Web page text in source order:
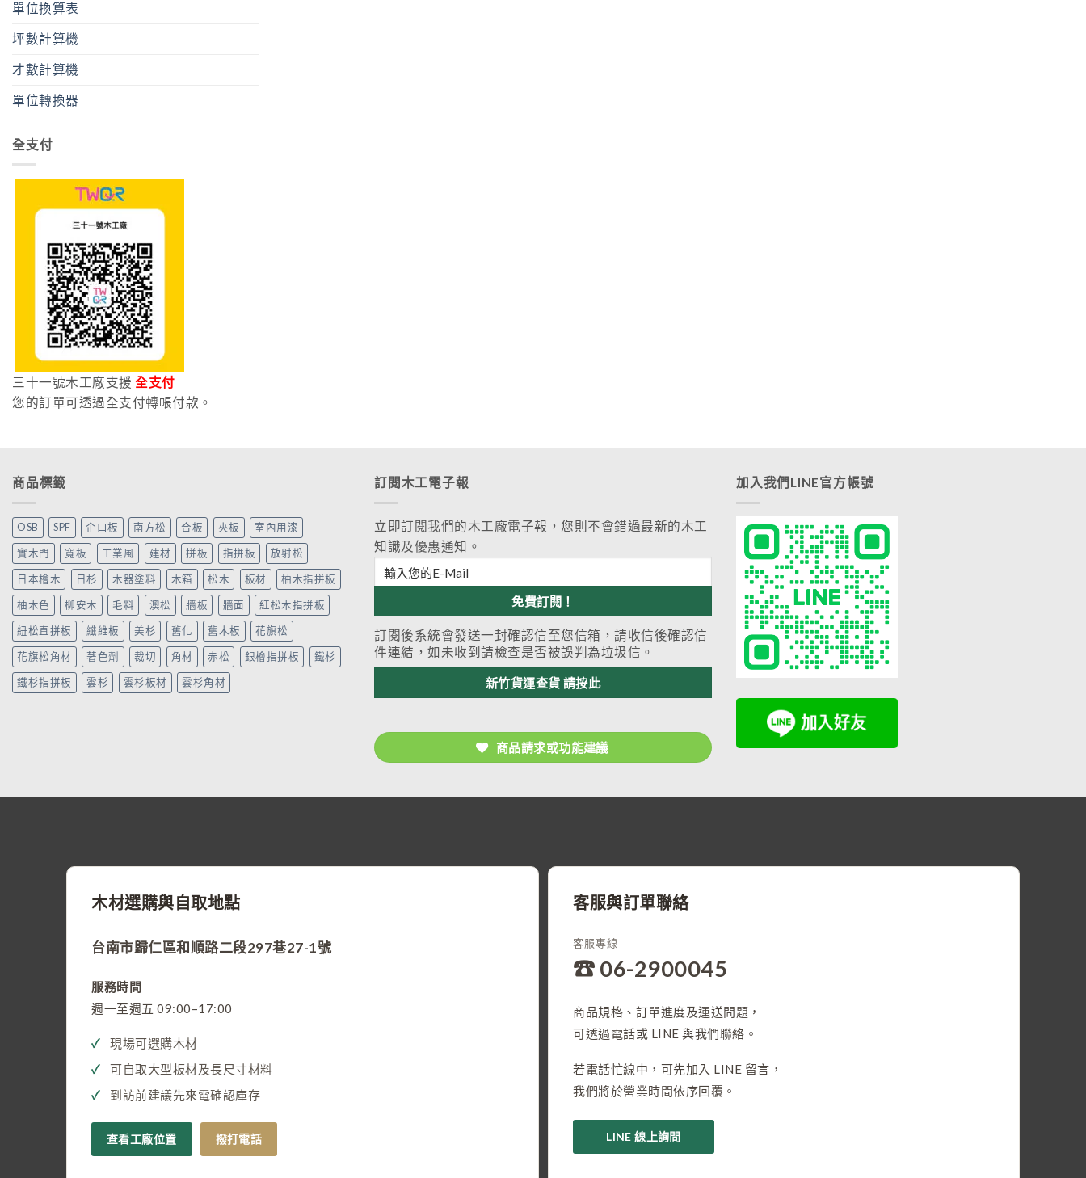
單位換算表
坪數計算機
才數計算機
單位轉換器
全支付
三十一號木工廠支援 全支付
您的訂單可透過全支付轉帳付款。
商品標籤
OSB SPF 企口板 南方松 合板 夾板 室內用漆
實木門 寬板 工業風 建材 拼板 指拼板 放射松
日本檜木 日杉 木器塗料 木箱 松木 板材 柚木指拼板
柚木色 柳安木 毛料 澳松 牆板 牆面 紅松木指拼板
紐松直拼板 纖維板 美杉 舊化 舊木板 花旗松
花旗松角材 著色劑 裁切 角材 赤松 銀檜指拼板 鐵杉
鐵杉指拼板 雲杉 雲杉板材 雲杉角材
訂閱木工電子報
立即訂閱我們的木工廠電子報，您則不會錯過最新的木工
知識及優惠通知。
訂閱後系統會發送一封確認信至您信箱，請收信後確認信
件連結，如未收到請檢查是否被誤判為垃圾信。
新竹貨運查貨 請按此
商品請求或功能建議
加入我們LINE官方帳號
木材選購與自取地點
台南市歸仁區和順路二段297巷27-1號
服務時間
週一至週五 09:00–17:00
現場可選購木材
可自取大型板材及長尺寸材料
到訪前建議先來電確認庫存
查看工廠位置 撥打電話
客服與訂單聯絡
客服專線
☎ 06-2900045
商品規格、訂單進度及運送問題，
可透過電話或 LINE 與我們聯絡。
若電話忙線中，可先加入 LINE 留言，
我們將於營業時間依序回覆。
LINE 線上詢問